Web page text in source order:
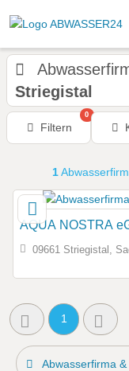
Striegistal
Filtern
0
1
AQUA NOSTRA
09661 Striegistal,
1
Abwasserfirma